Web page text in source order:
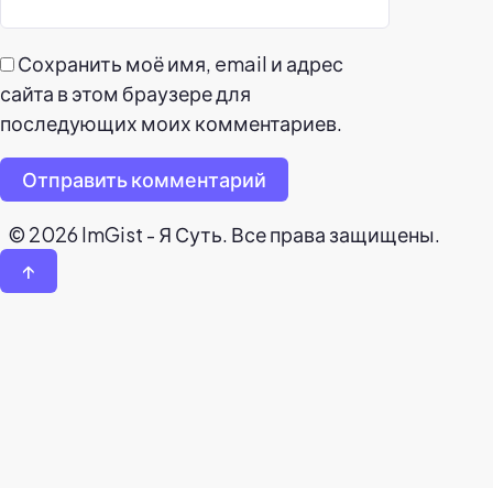
Сохранить моё имя, email и адрес
сайта в этом браузере для
последующих моих комментариев.
Отправить комментарий
© 2026 ImGist - Я Суть. Все права защищены.
↑